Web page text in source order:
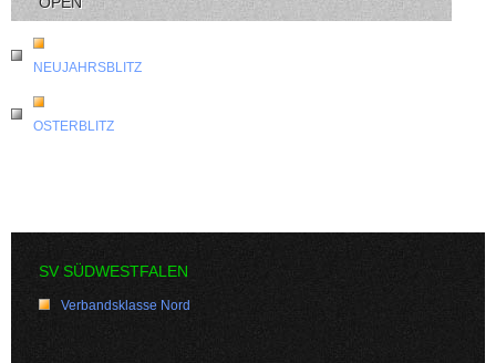
NEUJAHRSBLITZ
OSTERBLITZ
SV SÜDWESTFALEN
Verbandsklasse Nord